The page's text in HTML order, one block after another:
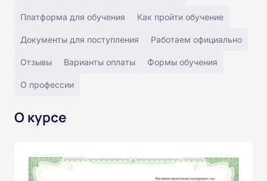
Платформа для обучения Как пройти обучение
Документы для поступления Работаем официально
Отзывы Варианты оплаты Формы обучения
О профессии
О курсе